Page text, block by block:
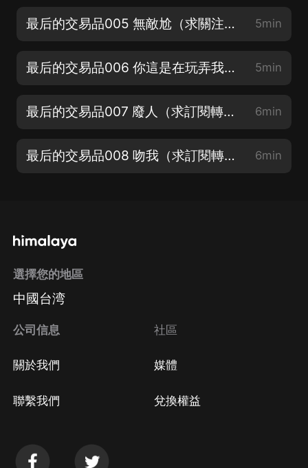
最后的交易品005 無敵尬（求關注轉發） 5min
最后的交易品006 你這是在玩弄我（新晉主播求關注） 5min
最后的交易品007 廢人（求訂閱轉發評論月票） 6min
最后的交易品008 吻我（求訂閱轉發評論月票） 6min
選擇您的地區
中國台湾
公司信息
關於我們
聯繫我們
社區
媒體
兌換權益